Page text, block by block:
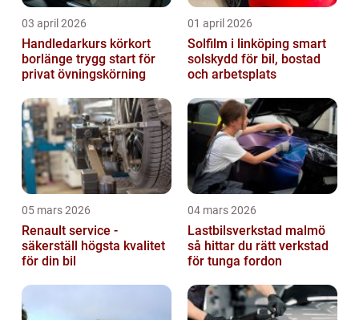
03 april 2026
Handledarkurs körkort
borlänge trygg start för
privat övningskörning
01 april 2026
Solfilm i linköping smart
solskydd för bil, bostad
och arbetsplats
05 mars 2026
Renault service -
säkerställ högsta kvalitet
för din bil
04 mars 2026
Lastbilsverkstad malmö
så hittar du rätt verkstad
för tunga fordon